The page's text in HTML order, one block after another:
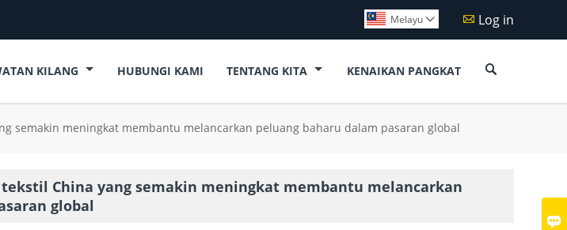

 Log in
Melayu 
KILANG HUBUNGI KAMI TENTANG KITA KENAIKAN PANGKAT 
semakin meningkat membantu melancarkan peluang baharu dalam pasaran global
China yang semakin meningkat membantu melancarkan
global